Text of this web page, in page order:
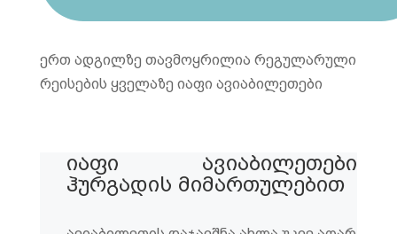
ერთ ადგილზე თავმოყრილია რეგულარული
რეისების ყველაზე იაფი ავიაბილეთები
იაფი ავიაბილეთები
ჰურგადის მიმართულებით